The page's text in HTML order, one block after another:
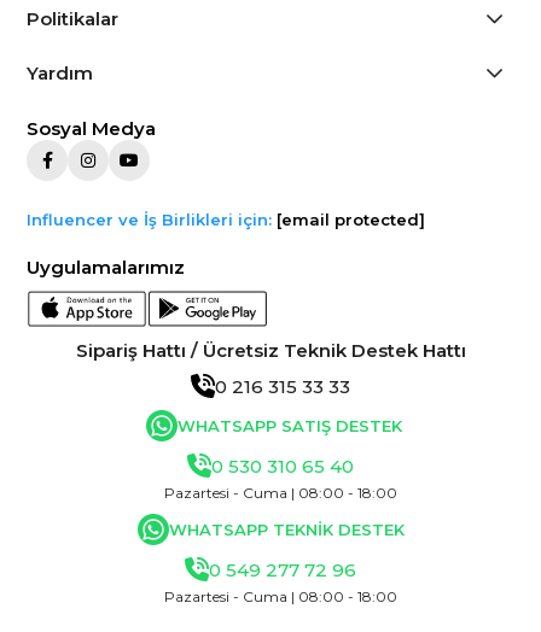
Politikalar
Yardım
Sosyal Medya
Influencer ve İş Birlikleri için: [email protected]
Uygulamalarımız
Sipariş Hattı / Ücretsiz Teknik Destek Hattı
0 216 315 33 33
WHATSAPP SATIŞ DESTEK
0 530 310 65 40
Pazartesi - Cuma | 08:00 - 18:00
WHATSAPP TEKNİK DESTEK
0 549 277 72 96
Pazartesi - Cuma | 08:00 - 18:00